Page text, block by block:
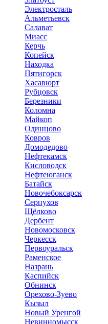
Электросталь
Альметьевск
Салават
Миасс
Керчь
Копейск
Находка
Пятигорск
Хасавюрт
Рубцовск
Березники
Коломна
Майкоп
Одинцово
Ковров
Домодедово
Нефтекамск
Кисловодск
Нефтеюганск
Батайск
Новочебоксарск
Серпухов
Щёлково
Дербент
Новомосковск
Черкесск
Первоуральск
Раменское
Назрань
Каспийск
Обнинск
Орехово-Зуево
Кызыл
Новый Уренгой
Невинномысск